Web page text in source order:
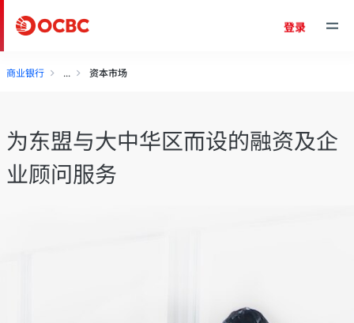
登录
商业银行 资本市场
为东盟与大中华区而设的融资及企
业顾问服务